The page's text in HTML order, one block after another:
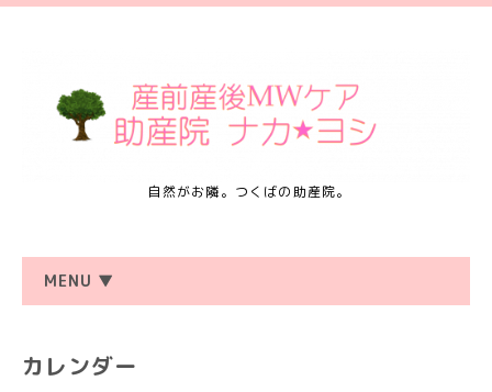
自然がお隣。つくばの助産院。
MENU ▼
カレンダー